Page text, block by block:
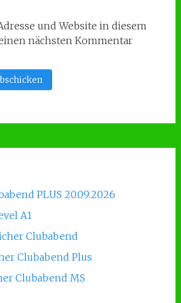
und Website in diesem
nächsten Kommentar
PLUS 20.09.2026
A1
Clubabend
Clubabend Plus
Clubabend MS